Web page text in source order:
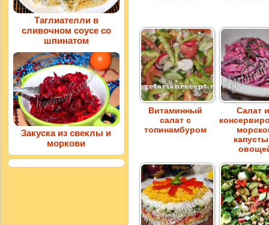
Витаминный
салат с
топинамбуром
Салат
Таглиателли в
сливочном соусе со
шпинатом
Закуска из свеклы и
моркови